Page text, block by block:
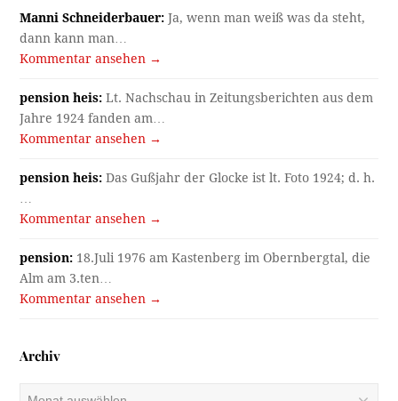
Manni Schneiderbauer: Ja, wenn man weiß was da steht,
dann kann man…
Kommentar ansehen →
pension heis: Lt. Nachschau in Zeitungsberichten aus dem
Jahre 1924 fanden am…
Kommentar ansehen →
pension heis: Das Gußjahr der Glocke ist lt. Foto 1924; d. h.
…
Kommentar ansehen →
pension: 18.Juli 1976 am Kastenberg im Obernbergtal, die
Alm am 3.ten…
Kommentar ansehen →
Archiv
Archiv